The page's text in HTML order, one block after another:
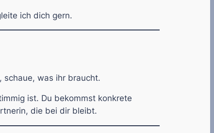
ich dich gern.
schaue, was ihr braucht.
ist. Du bekommst konkrete
die bei dir bleibt.